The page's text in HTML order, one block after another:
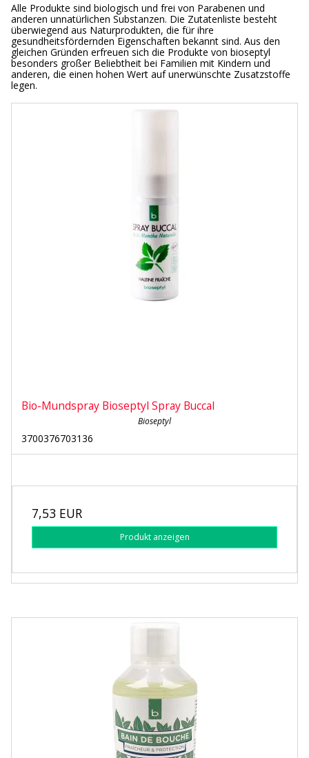
Alle Produkte sind biologisch und frei von Parabenen und
anderen unnatürlichen Substanzen. Die Zutatenliste besteht
überwiegend aus Naturprodukten, die für ihre
gesundheitsfördernden Eigenschaften bekannt sind. Aus den
gleichen Gründen erfreuen sich die Produkte von bioseptyl
besonders großer Beliebtheit bei Familien mit Kindern und
anderen, die einen hohen Wert auf unerwünschte Zusatzstoffe
legen.
Bio-Mundspray Bioseptyl Spray Buccal
Bioseptyl
3700376703136
7,53 EUR
Produkt anzeigen